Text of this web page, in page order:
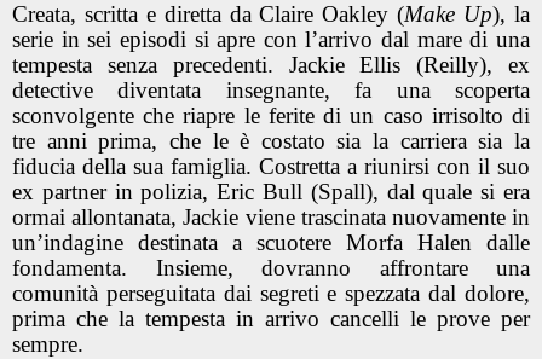
Creata, scritta e diretta da Claire Oakley (Make Up), la
serie in sei episodi si apre con l’arrivo dal mare di una
tempesta senza precedenti. Jackie Ellis (Reilly), ex
detective diventata insegnante, fa una scoperta
sconvolgente che riapre le ferite di un caso irrisolto di
tre anni prima, che le è costato sia la carriera sia la
fiducia della sua famiglia. Costretta a riunirsi con il suo
ex partner in polizia, Eric Bull (Spall), dal quale si era
ormai allontanata, Jackie viene trascinata nuovamente in
un’indagine destinata a scuotere Morfa Halen dalle
fondamenta. Insieme, dovranno affrontare una
comunità perseguitata dai segreti e spezzata dal dolore,
prima che la tempesta in arrivo cancelli le prove per
sempre.